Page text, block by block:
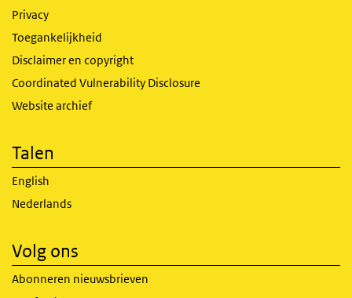
Privacy
Toegankelijkheid
Disclaimer en copyright
Coordinated Vulnerability Disclosure
Website archief
Talen
English
Nederlands
Volg ons
Abonneren nieuwsbrieven